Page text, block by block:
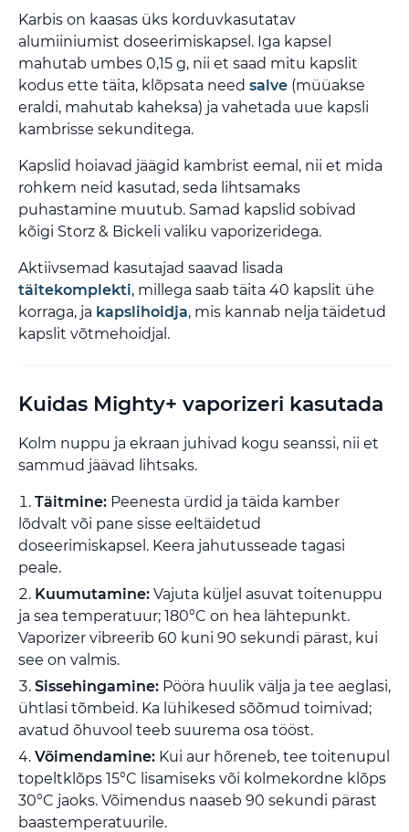
Karbis on kaasas üks korduvkasutatav
alumiiniumist doseerimiskapsel. Iga kapsel
mahutab umbes 0,15 g, nii et saad mitu kapslit
kodus ette täita, klõpsata need salve (müüakse
eraldi, mahutab kaheksa) ja vahetada uue kapsli
kambrisse sekunditega.
Kapslid hoiavad jäägid kambrist eemal, nii et mida
rohkem neid kasutad, seda lihtsamaks
puhastamine muutub. Samad kapslid sobivad
kõigi Storz & Bickeli valiku vaporizeridega.
Aktiivsemad kasutajad saavad lisada
täitekomplekti, millega saab täita 40 kapslit ühe
korraga, ja kapslihoidja, mis kannab nelja täidetud
kapslit võtmehoidjal.
Kuidas Mighty+ vaporizeri kasutada
Kolm nuppu ja ekraan juhivad kogu seanssi, nii et
sammud jäävad lihtsaks.
Täitmine: Peenesta ürdid ja täida kamber
lõdvalt või pane sisse eeltäidetud
doseerimiskapsel. Keera jahutusseade tagasi
peale.
Kuumutamine: Vajuta küljel asuvat toitenuppu
ja sea temperatuur; 180°C on hea lähtepunkt.
Vaporizer vibreerib 60 kuni 90 sekundi pärast, kui
see on valmis.
Sissehingamine: Pööra huulik välja ja tee aeglasi,
ühtlasi tõmbeid. Ka lühikesed sõõmud toimivad;
avatud õhuvool teeb suurema osa tööst.
Võimendamine: Kui aur hõreneb, tee toitenupul
topeltklõps 15°C lisamiseks või kolmekordne klõps
30°C jaoks. Võimendus naaseb 90 sekundi pärast
baastemperatuurile.